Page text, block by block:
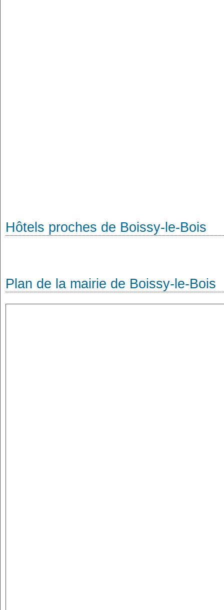
Hôtels proches de Boissy-le-Bois
Plan de la mairie de Boissy-le-Bois